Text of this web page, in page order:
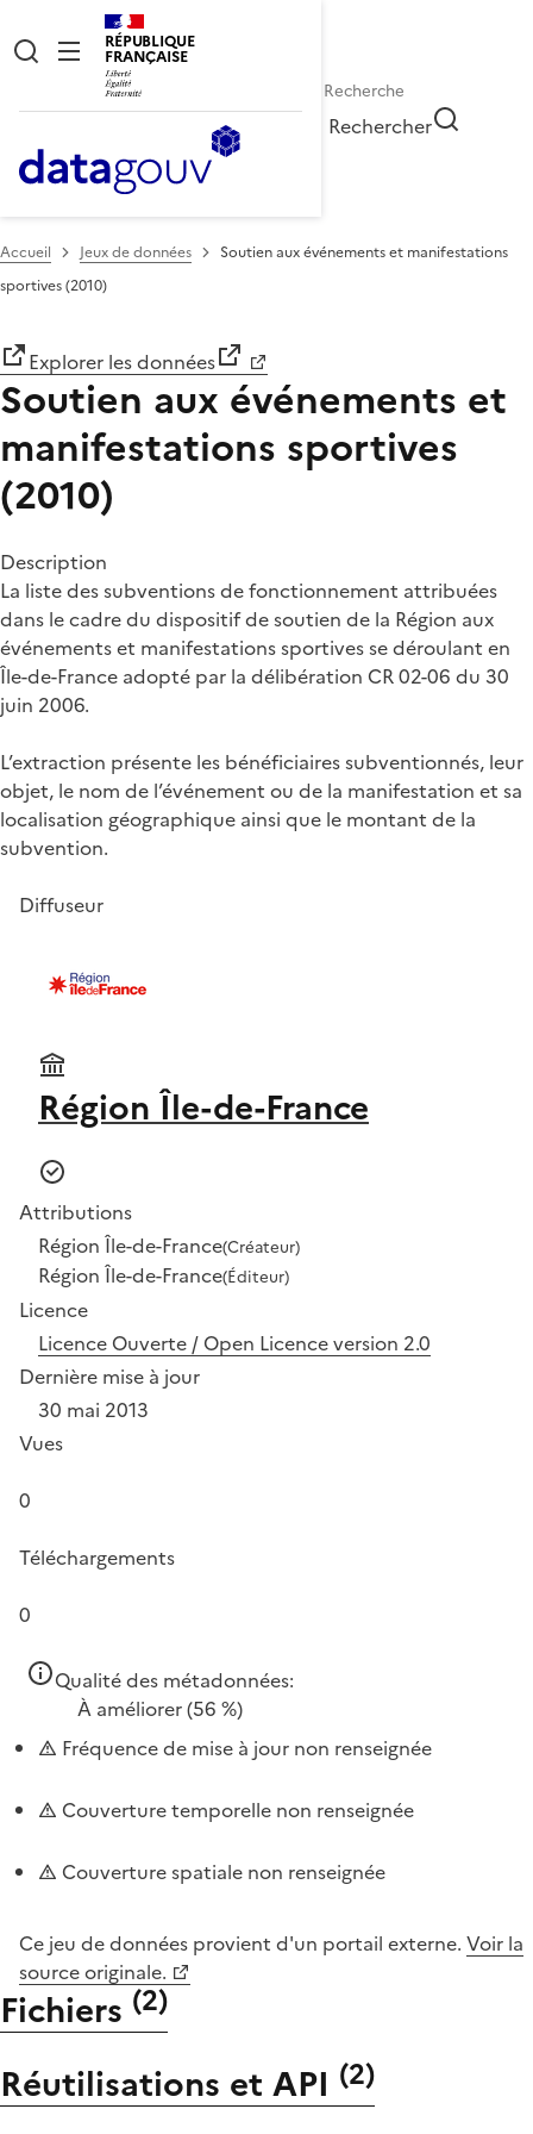
RÉPUBLIQUE
FRANÇAISE
Rechercher
Accueil Jeux de données
Soutien aux événements et manifestations
sportives (2010)
Explorer les données
Soutien aux événements et
manifestations sportives
(2010)
Description
La liste des subventions de fonctionnement attribuées
dans le cadre du dispositif de soutien de la Région aux
événements et manifestations sportives se déroulant en
Île-de-France adopté par la délibération CR 02-06 du 30
juin 2006.
L’extraction présente les bénéficiaires subventionnés, leur
objet, le nom de l’événement ou de la manifestation et sa
localisation géographique ainsi que le montant de la
subvention.
Diffuseur
Région Île-de-France
Attributions
Région Île-de-France(Créateur)
Région Île-de-France(Éditeur)
Licence
Licence Ouverte / Open Licence version 2.0
Dernière mise à jour
30 mai 2013
Vues
0
Téléchargements
0
Qualité des métadonnées:
À améliorer(56 %)
Fréquence de mise à jour non renseignée
Couverture temporelle non renseignée
Couverture spatiale non renseignée
Ce jeu de données provient d'un portail externe. Voir la
source originale.
Fichiers (2)
Réutilisations et API (2)